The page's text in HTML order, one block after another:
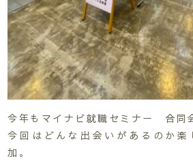
今年もマイナビ就職セミナー 合同
今回はどんな出会いがあるのか楽
加。